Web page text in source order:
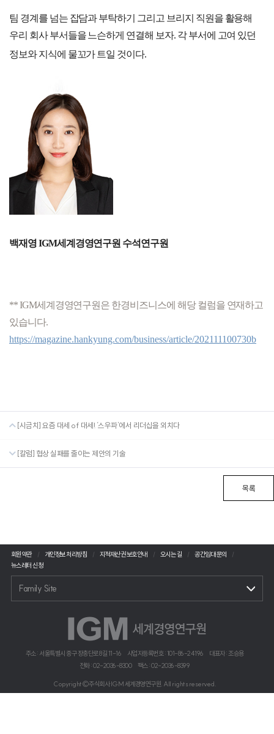
팀 경계를 넘는 잡담과 부탁하기 그리고 브리지 직원을 활용해
우리 회사 부서들을 느슨하게 연결해 보자. 각 부서에 고여 있던
정보와 지식에 물꼬가 트일 것이다.
백재영 IGM세계경영연구원 수석연구원
** IGM세계경영연구원은 한경비즈니스에 해당 컬럼을 연재하고
있습니다.
https://magazine.hankyung.com/business/article/202111100730b
[시금치] 요즘 대세 of 대세! ‘스우파’에서 리더십을 외치다
[칼럼] 협상 실패를 줄이는 제안의 기술
목록
회원약관 개인정보 처리방침 지적재산권 보호안내 오시는 길
공간임대 문의
뉴스레터 신청
Family Site
주소 : 서울특별시 중구 장충단로 8길 11-16 사업자등록번호 : 101-86-24196
대표자 : 조승용
전화 : 02-2036-8300
팩스 : 02-2036-8399
Copyright©주식회사 IGM 세계경영연구원. All rights reserved.